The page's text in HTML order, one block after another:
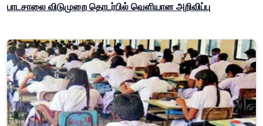
பாடசாலை விடுமுறை தொடர்பில் வௌியான அறிவிப்பு